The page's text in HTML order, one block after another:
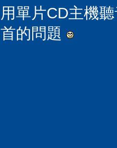
用單片CD主機
首的問題